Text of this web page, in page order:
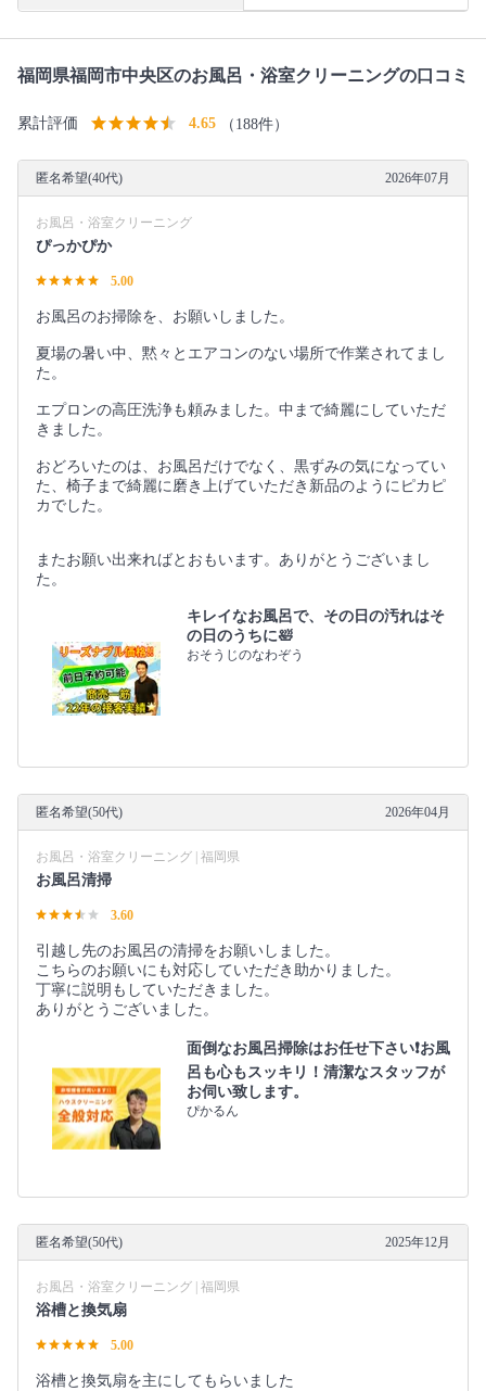
福岡県福岡市中央区のお風呂・浴室クリーニングの口コミ
累計評価 4.65 （188件）
匿名希望(40代) 2026年07月
お風呂・浴室クリーニング
ぴっかぴか
5.00
お風呂のお掃除を、お願いしました。
夏場の暑い中、黙々とエアコンのない場所で作業されてまし
た。
エプロンの高圧洗浄も頼みました。中まで綺麗にしていただ
きました。
おどろいたのは、お風呂だけでなく、黒ずみの気になってい
た、椅子まで綺麗に磨き上げていただき新品のようにピカピ
カでした。
またお願い出来ればとおもいます。ありがとうございまし
た。
キレイなお風呂で、その日の汚れはそ
の日のうちに🛀
おそうじのなわぞう
匿名希望(50代) 2026年04月
お風呂・浴室クリーニング | 福岡県
お風呂清掃
3.60
引越し先のお風呂の清掃をお願いしました。
こちらのお願いにも対応していただき助かりました。
丁寧に説明もしていただきました。
ありがとうございました。
面倒なお風呂掃除はお任せ下さい❗️お風
呂も心もスッキリ！清潔なスタッフが
お伺い致します。
ぴかるん
匿名希望(50代) 2025年12月
お風呂・浴室クリーニング | 福岡県
浴槽と換気扇
5.00
浴槽と換気扇を主にしてもらいました